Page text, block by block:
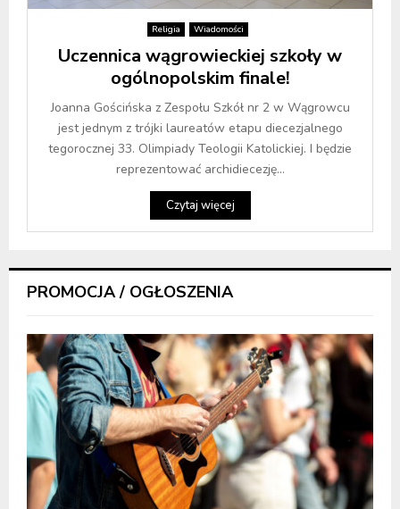
Religia Wiadomości
Uczennica wągrowieckiej szkoły w
ogólnopolskim finale!
Joanna Gościńska z Zespołu Szkół nr 2 w Wągrowcu
jest jednym z trójki laureatów etapu diecezjalnego
tegorocznej 33. Olimpiady Teologii Katolickiej. I będzie
reprezentować archidiecezję...
Czytaj więcej
PROMOCJA / OGŁOSZENIA